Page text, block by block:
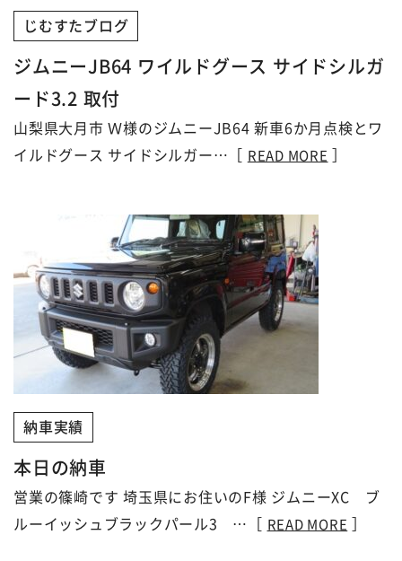
じむすたブログ
ジムニーJB64 ワイルドグース サイドシルガ
ード3.2 取付
山梨県大月市 Ｗ様のジムニーJB64 新車6か月点検とワ
イルドグース サイドシルガー…［
READ MORE
納車実績
本日の納車
営業の篠崎です 埼玉県にお住いのF様 ジムニーXC ブ
ルーイッシュブラックパール3 …［
READ MORE